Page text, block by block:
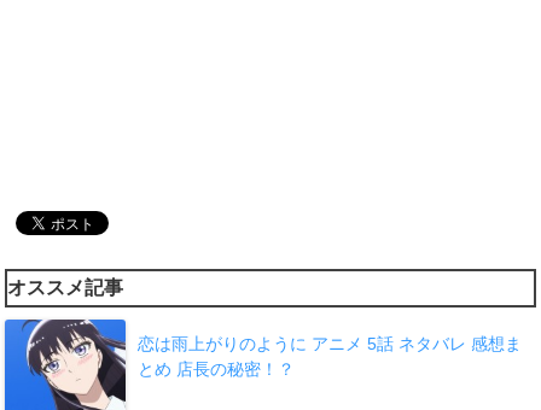
オススメ記事
恋は雨上がりのように アニメ 5話 ネタバレ 感想ま
とめ 店長の秘密！？